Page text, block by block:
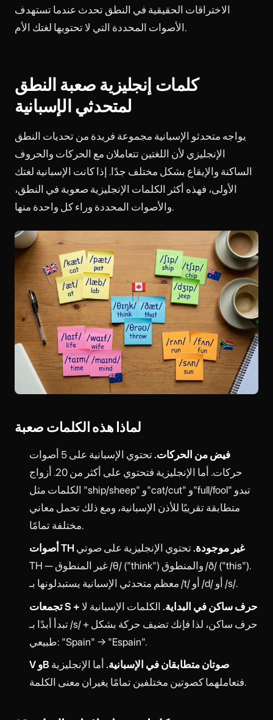
الاختراقات الحقيقية في النطق تحدث عندما تستهدف
الأصوات المحددة التي لا تحتويها لغتك الأم.
كلمات إنجليزية صعبة النطق
لمتحدثي الإسبانية
يواجه متحدثو الإسبانية مجموعة فريدة من تحديات النطق
الإنجليزي لأن اللغتين تتعاملان مع الحركات والحروف
الساكنة والإيقاع بشكل مختلف جدًا. إذا كانت الإسبانية لغتك
الأولى، فهذه أكثر الكلمات الإنجليزية صعوبة في النطق،
والأصوات المحددة وراء كل واحدة منها.
لماذا هذه الكلمات صعبة
فيض من الحركات.
تحتوي الإسبانية على 5 أصوات
حركات. أما الإنجليزية فتحتوي على أكثر من 20. أزواج
الكلمات مثل "ship/sheep" و"cat/cut" و"full/fool" تبدو
متطابقة تقريبًا للأذن الإسبانية، ومع ذلك تحمل معاني
مختلفة تمامًا.
أصوات TH غير موجودة. تحتوي الإنجليزية على صوتي
TH — غير المنطوق /θ/ ("think") والمنطوق /ð/ ("this").
معظم متحدثي الإسبانية يستبدلونها بـ /t/ أو /d/ أو /s/.
تجمعات S + حرف ساكن في البداية. الكلمات الإسبانية لا
تبدأ أبدًا بـ /s/ + حرف ساكن، لذا فإنك تضيف حركة بشكل
طبيعي: "Spain" → "Espain".
V وB صوتان متطابقان في الإسبانية. أما الإنجليزية
فتعاملهما كصوتين مختلفين تمامًا يغيران معنى الكلمة.